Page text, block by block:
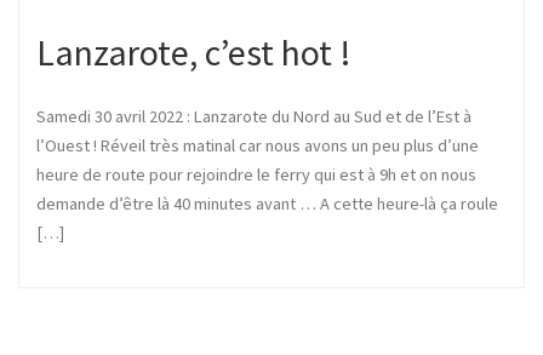
Lanzarote, c’est hot !
Samedi 30 avril 2022 : Lanzarote du Nord au Sud et de l’Est à
l’Ouest ! Réveil très matinal car nous avons un peu plus d’une
heure de route pour rejoindre le ferry qui est à 9h et on nous
demande d’être là 40 minutes avant … A cette heure-là ça roule
[…]